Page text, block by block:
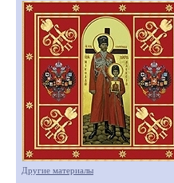
Другие материалы